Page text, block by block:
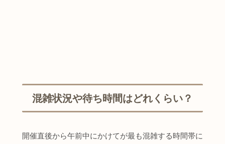
混雑状況や待ち時間はどれくらい？
開催直後から午前中にかけてが最も混雑する時間帯に